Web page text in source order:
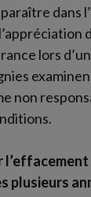
dans
lors
non
plusieurs